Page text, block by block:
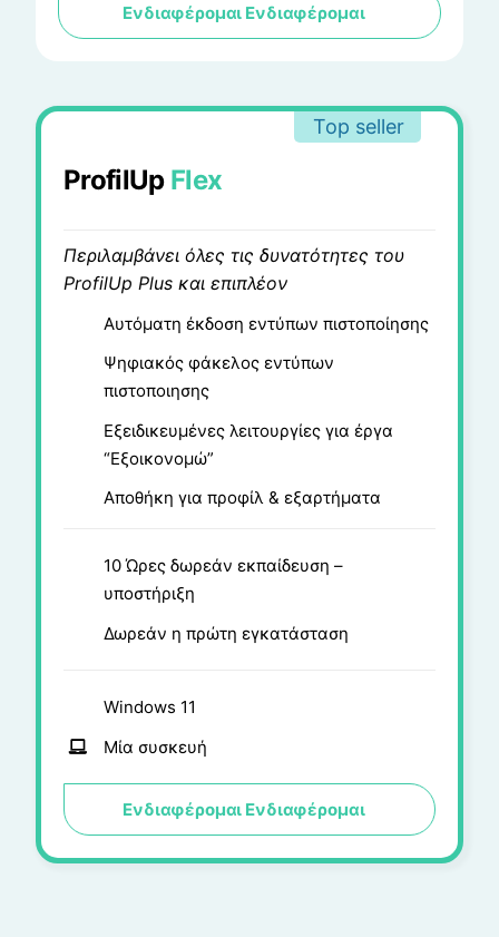
Ενδιαφέρομαι Ενδιαφέρομαι
ProfilUp Flex
Top seller
Περιλαμβάνει όλες τις δυνατότητες του
ProfilUp Plus και επιπλέον
Αυτόματη έκδοση εντύπων πιστοποίησης
Ψηφιακός φάκελος εντύπων
πιστοποιησης
Εξειδικευμένες λειτουργίες για έργα
“Εξοικονομώ”
Αποθήκη για προφίλ & εξαρτήματα
10 Ώρες δωρεάν εκπαίδευση –
υποστήριξη
Δωρεάν η πρώτη εγκατάσταση
Windows 11
Μία συσκευή
Ενδιαφέρομαι Ενδιαφέρομαι